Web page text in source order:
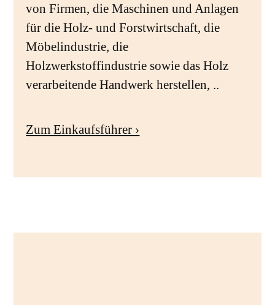
von Firmen, die Maschinen und Anlagen
für die Holz- und Forstwirtschaft, die
Möbelindustrie, die
Holzwerkstoffindustrie sowie das Holz
verarbeitende Handwerk herstellen, ..
Zum Einkaufsführer ›